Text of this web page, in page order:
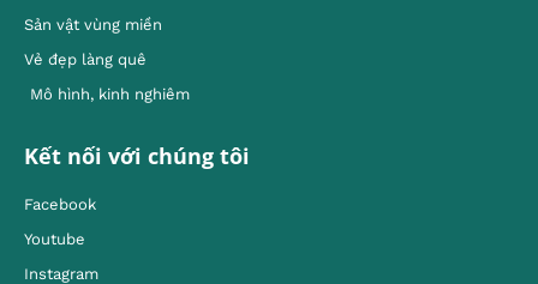
Sản vật vùng miền
Vẻ đẹp làng quê
Mô hình, kinh nghiêm
Kết nối với chúng tôi
Facebook
Youtube
Instagram